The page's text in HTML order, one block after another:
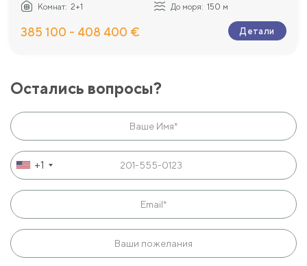
Комнат: 2+1 До моря: 150 м
385 100 - 408 400 € Детали
Остались вопросы?
+1